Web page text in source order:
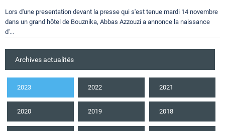
Lors d'une presentation devant la presse qui s'est tenue mardi 14 novembre
dans un grand hôtel de Bouznika, Abbas Azzouzi a annonce la naissance
d'...
Archives actualités
2023 2022 2021
2020 2019 2018